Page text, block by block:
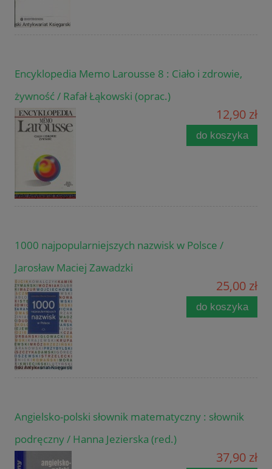
Encyklopedia Memo Larousse 8 : Ciało i zdrowie,
żywność / Rafał Łąkowski (oprac.)
12,90 zł
do koszyka
1000 najpopularniejszych nazwisk w Polsce /
Jarosław Maciej Zawadzki
25,00 zł
do koszyka
Angielsko-polski słownik matematyczny : słownik
podręczny / Hanna Jezierska (red.)
37,90 zł